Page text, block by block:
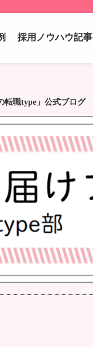
採用ノウハウ記事
転職type」公式ブログ